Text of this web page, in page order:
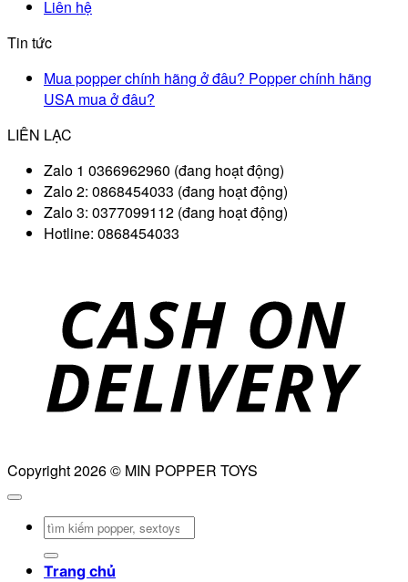
Liên hệ
Tin tức
Mua popper chính hãng ở đâu? Popper chính hãng
USA mua ở đâu?
LIÊN LẠC
Zalo 1 0366962960 (đang hoạt động)
Zalo 2: 0868454033 (đang hoạt động)
Zalo 3: 0377099112 (đang hoạt động)
Hotline: 0868454033
Copyright 2026 © MIN POPPER TOYS
Tìm
Trang chủ